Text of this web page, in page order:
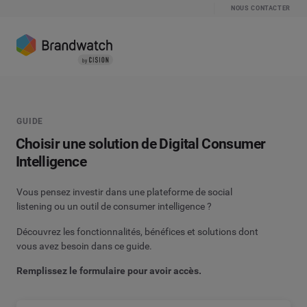
NOUS CONTACTER
GUIDE
Choisir une solution de Digital Consumer
Intelligence
Vous pensez investir dans une plateforme de social
listening ou un outil de consumer intelligence ?
Découvrez les fonctionnalités, bénéfices et solutions dont
vous avez besoin dans ce guide.
Remplissez le formulaire pour avoir accès.